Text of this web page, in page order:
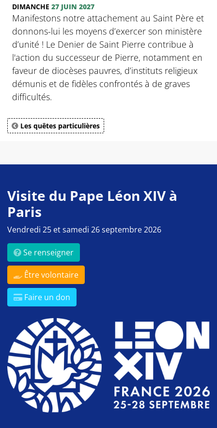
DIMANCHE 27 JUIN 2027
Manifestons notre attachement au Saint Père et
donnons-lui les moyens d’exercer son ministère
d’unité ! Le Denier de Saint Pierre contribue à
l'action du successeur de Pierre, notamment en
faveur de diocèses pauvres, d’instituts religieux
démunis et de fidèles confrontés à de graves
difficultés.
Les quêtes particulières
Visite du Pape Léon XIV à
Paris
Vendredi 25 et samedi 26 septembre 2026
Se renseigner
Être volontaire
Faire un don